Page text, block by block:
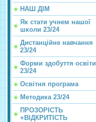
НАШ ДІМ
Як стати учнем нашої
школи 23/24
Дистанційне навчання
23/24
Форми здобуття освіти
23/24
Освітня програма
Методика 23/24
ПРОЗОРІСТЬ
+ВІДКРИТІСТЬ